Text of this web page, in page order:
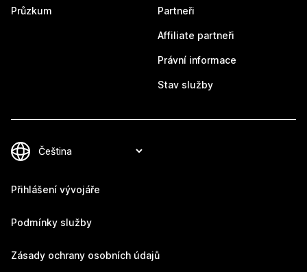
Průzkum Partneři
Affiliate partneři
Právní informace
Stav služby
Přihlášení vývojáře
Podmínky služby
Zásady ochrany osobních údajů